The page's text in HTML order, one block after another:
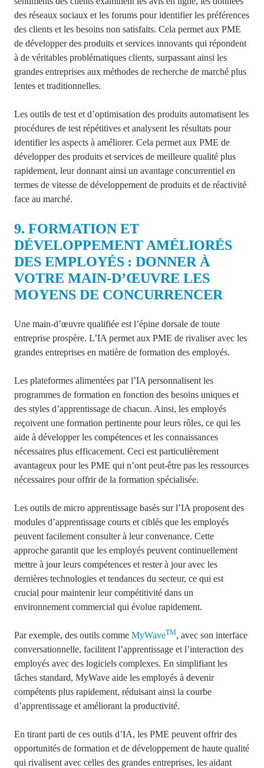
des réseaux sociaux et les forums pour identifier les préférences
des clients et les besoins non satisfaits. Cela permet aux PME
de développer des produits et services innovants qui répondent
à de véritables problématiques clients, surpassant ainsi les
grandes entreprises aux méthodes de recherche de marché plus
lentes et traditionnelles.
Les outils de test et d’optimisation des produits automatisent les
procédures de test répétitives et analysent les résultats pour
identifier les aspects à améliorer. Cela permet aux PME de
développer des produits et services de meilleure qualité plus
rapidement, leur donnant ainsi un avantage concurrentiel en
termes de vitesse de développement de produits et de réactivité
face au marché.
9. FORMATION ET
DÉVELOPPEMENT AMÉLIORÉS
DES EMPLOYÉS : DONNER À
VOTRE MAIN-D’ŒUVRE LES
MOYENS DE CONCURRENCER
Une main-d’œuvre qualifiée est l’épine dorsale de toute
entreprise prospère. L’IA permet aux PME de rivaliser avec les
grandes entreprises en matière de formation des employés.
Les plateformes alimentées par l’IA personnalisent les
programmes de formation en fonction des besoins uniques et
des styles d’apprentissage de chacun. Ainsi, les employés
reçoivent une formation pertinente pour leurs rôles, ce qui les
aide à développer les compétences et les connaissances
nécessaires plus efficacement. Ceci est particulièrement
avantageux pour les PME qui n’ont peut-être pas les ressources
nécessaires pour offrir de la formation spécialisée.
Les outils de micro apprentissage basés sur l’IA proposent des
modules d’apprentissage courts et ciblés que les employés
peuvent facilement consulter à leur convenance. Cette
approche garantit que les employés peuvent continuellement
mettre à jour leurs compétences et rester à jour avec les
dernières technologies et tendances du secteur, ce qui est
crucial pour maintenir leur compétitivité dans un
environnement commercial qui évolue rapidement.
Par exemple, des outils comme MyWaveTM, avec son interface
conversationnelle, facilitent l’apprentissage et l’interaction des
employés avec des logiciels complexes. En simplifiant les
tâches standard, MyWave aide les employés à devenir
compétents plus rapidement, réduisant ainsi la courbe
d’apprentissage et améliorant la productivité.
En tirant parti de ces outils d’IA, les PME peuvent offrir des
opportunités de formation et de développement de haute qualité
qui rivalisent avec celles des grandes entreprises, les aidant